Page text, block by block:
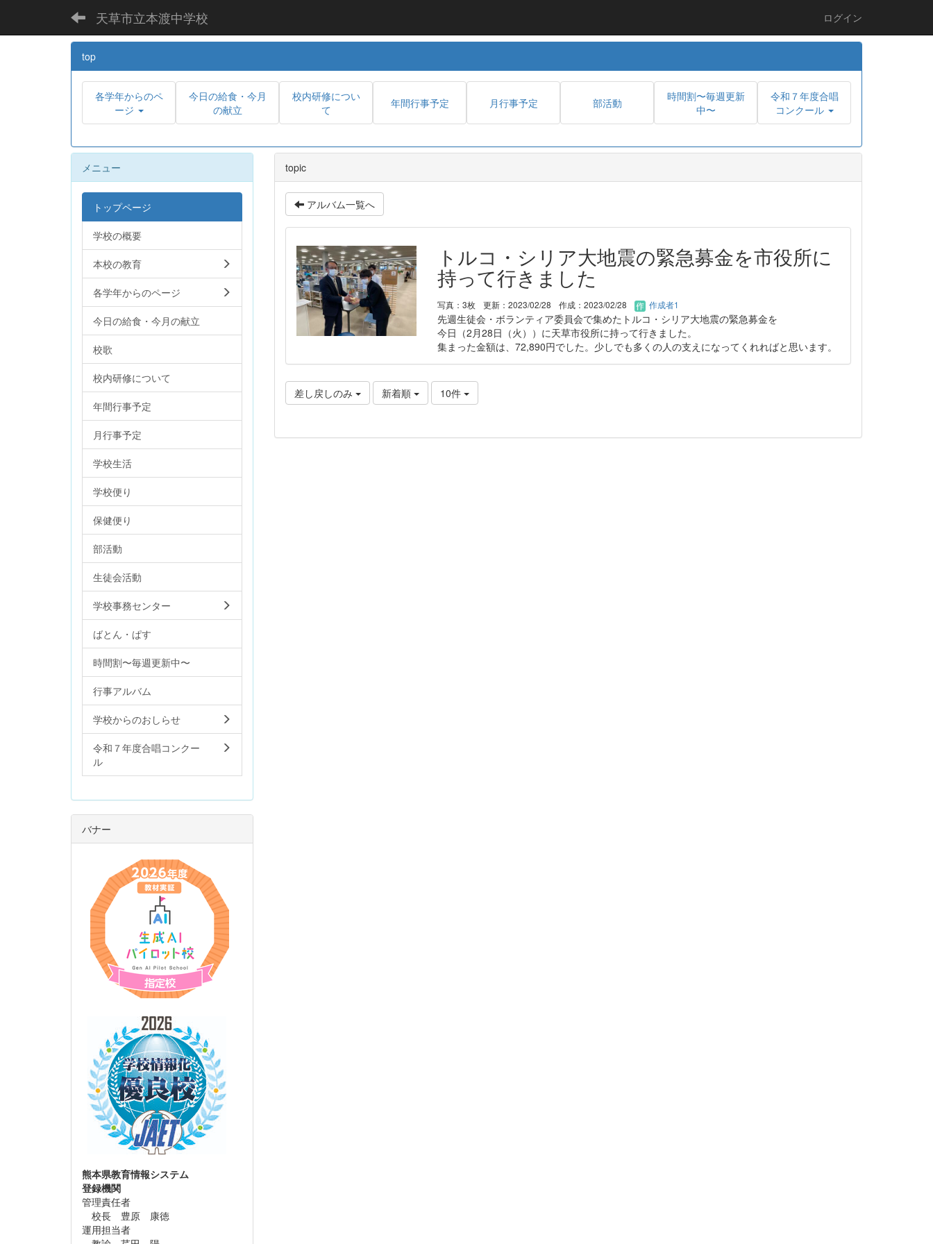
天草市立本渡中学校 ログイン
top
各学年からのペ
ージ
今日の給食・今月
の献立
校内研修につい
て
年間行事予定 月行事予定 部活動
時間割〜毎週更新
中〜
令和７年度合唱
コンクール
topic
アルバム一覧へ
トルコ・シリア大地震の緊急募金を市役所に
持って行きました
写真：3枚 更新：2023/02/28 作成：2023/02/28 作成者1
先週生徒会・ボランティア委員会で集めたトルコ・シリア大地震の緊急募金を
今日（2月28日（火））に天草市役所に持って行きました。
集まった金額は、72,890円でした。少しでも多くの人の支えになってくれればと思います。
差し戻しのみ 新着順 10件
メニュー
トップページ
学校の概要
本校の教育
各学年からのページ
今日の給食・今月の献立
校歌
校内研修について
年間行事予定
月行事予定
学校生活
学校便り
保健便り
部活動
生徒会活動
学校事務センター
ばとん・ぱす
時間割〜毎週更新中〜
行事アルバム
学校からのおしらせ
令和７年度合唱コンクー
ル
バナー
熊本県教育情報システム
登録機関
管理責任者
校長 豊原 康徳
運用担当者